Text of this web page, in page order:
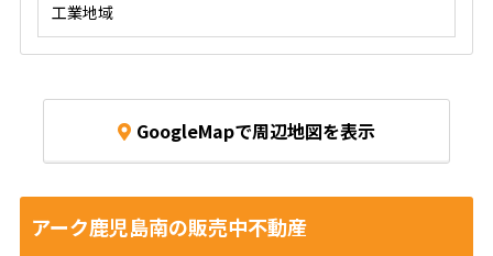
工業地域
GoogleMapで周辺地図を表示
アーク鹿児島南の販売中不動産